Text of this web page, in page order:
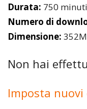
Durata: 750 minuti
Numero di
Dimensione:
Non hai
Imposta